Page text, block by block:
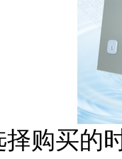
择购买的